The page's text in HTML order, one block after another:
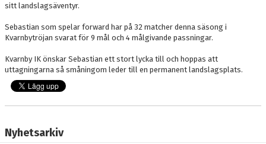
sitt landslagsäventyr.
Sebastian som spelar forward har på 32 matcher denna säsong i
Kvarnbytröjan svarat för 9 mål och 4 målgivande passningar.
Kvarnby IK önskar Sebastian ett stort lycka till och hoppas att
uttagningarna så småningom leder till en permanent landslagsplats.
Nyhetsarkiv